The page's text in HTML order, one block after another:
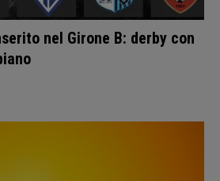
nel Girone B: derby con